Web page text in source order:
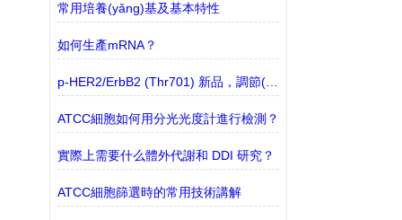
常用培養(yǎng)基及基本特性
如何生產mRNA？
p-HER2/ErbB2 (Thr701) 新品，調節(jié)Akt去磷酸化的關鍵靶點
ATCC細胞如何用分光光度計進行檢測？
實際上需要什么體外代謝和 DDI 研究？
ATCC細胞篩選時的常用技術講解